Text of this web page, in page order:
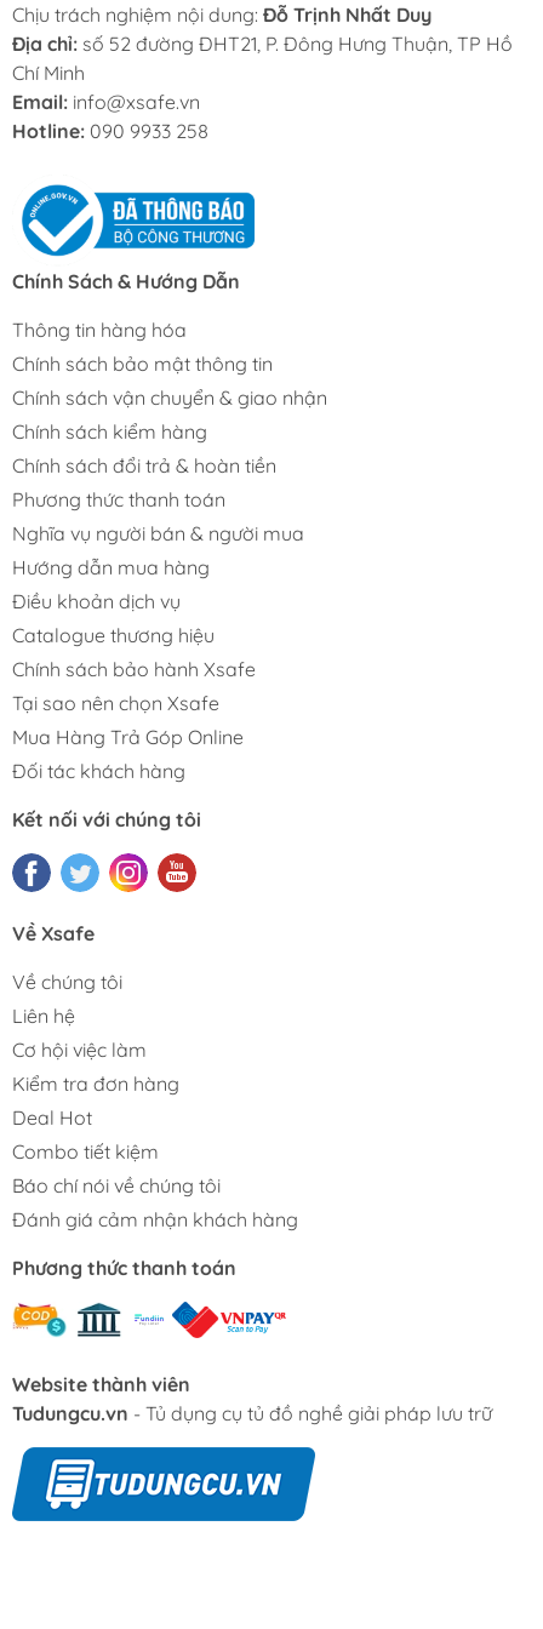
Chịu trách nghiệm nội dung: Đỗ Trịnh Nhất Duy
Địa chỉ: số 52 đường ĐHT21, P. Đông Hưng Thuận, TP Hồ
Chí Minh
Email: info@xsafe.vn
Hotline: 090 9933 258
Chính Sách & Hướng Dẫn
Thông tin hàng hóa
Chính sách bảo mật thông tin
Chính sách vận chuyển & giao nhận
Chính sách kiểm hàng
Chính sách đổi trả & hoàn tiền
Phương thức thanh toán
Nghĩa vụ người bán & người mua
Hướng dẫn mua hàng
Điều khoản dịch vụ
Catalogue thương hiệu
Chính sách bảo hành Xsafe
Tại sao nên chọn Xsafe
Mua Hàng Trả Góp Online
Đối tác khách hàng
Kết nối với chúng tôi
Về Xsafe
Về chúng tôi
Liên hệ
Cơ hội việc làm
Kiểm tra đơn hàng
Deal Hot
Combo tiết kiệm
Báo chí nói về chúng tôi
Đánh giá cảm nhận khách hàng
Phương thức thanh toán
Website thành viên
Tudungcu.vn - Tủ dụng cụ tủ đồ nghề giải pháp lưu trữ